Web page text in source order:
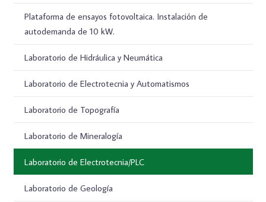
Plataforma de ensayos fotovoltaica. Instalación de
autodemanda de 10 kW.
Laboratorio de Hidráulica y Neumática
Laboratorio de Electrotecnia y Automatismos
Laboratorio de Topografía
Laboratorio de Mineralogía
Laboratorio de Electrotecnia/PLC
Laboratorio de Geología